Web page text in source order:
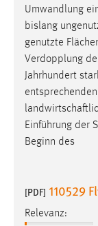
Umwandlung
bislang
genutzte
Verdopplung
Jahrhundert
Einführung der
Beginn des
[PDF] 110529
Relevanz: